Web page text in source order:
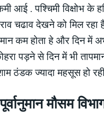
आई . पश्चिमी विक्षोभ के
चढाव देखने को मिल
कम होता हे और दिन में
पड़ने से दिन में भी
ठंडक ज्यादा महसूस हो
मौसम